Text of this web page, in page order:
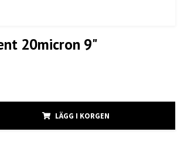
20micron 9"
LÄGG I KORGEN